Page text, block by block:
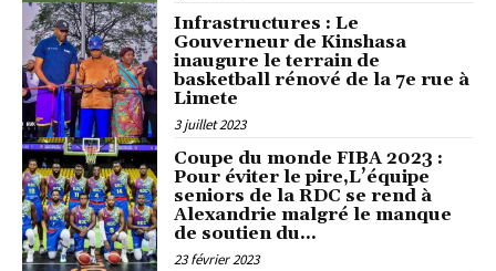
Infrastructures : Le
Gouverneur de Kinshasa
inaugure le terrain de
basketball rénové de la 7e rue à
Limete
3 juillet 2023
Coupe du monde FIBA 2023 :
Pour éviter le pire,L’équipe
seniors de la RDC se rend à
Alexandrie malgré le manque
de soutien du...
23 février 2023